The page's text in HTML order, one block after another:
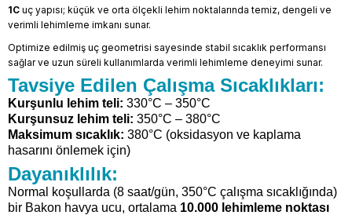
1C uç yapısı; küçük ve orta ölçekli lehim noktalarında temiz, dengeli ve
verimli lehimleme imkanı sunar.
Optimize edilmiş uç geometrisi sayesinde stabil sıcaklık performansı
sağlar ve uzun süreli kullanımlarda verimli lehimleme deneyimi sunar.
Tavsiye Edilen Çalışma Sıcaklıkları:
Kurşunlu lehim teli: 330°C – 350°C
Kurşunsuz lehim teli: 350°C – 380°C
Maksimum sıcaklık: 380°C (oksidasyon ve kaplama
hasarını önlemek için)
Dayanıklılık:
Normal koşullarda (8 saat/gün, 350°C çalışma sıcaklığında)
bir Bakon havya ucu, ortalama 10.000 lehimleme noktası